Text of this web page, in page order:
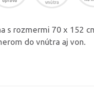
s rozmermi 70 x 152
do vnútra aj von.